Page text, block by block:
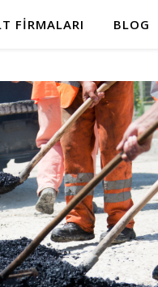
FIRMALARI BLOG